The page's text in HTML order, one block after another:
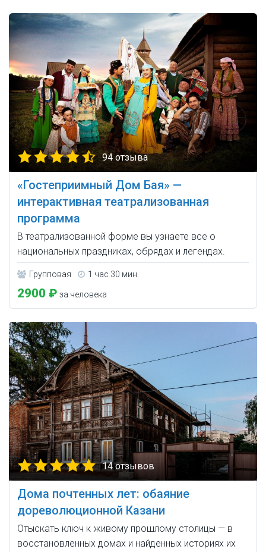
94 отзыва
«Гостеприимный Дом Бая» —
интерактивная театрализованная
программа
В театрализованной форме вы узнаете все о
национальных праздниках, обрядах и легендах.
Групповая 1 час 30 мин.
2900 ₽ за человека
14 отзывов
Дома почтенных лет: обаяние
дореволюционной Казани
Отыскать ключ к живому прошлому столицы — в
восстановленных домах и найденных историях их